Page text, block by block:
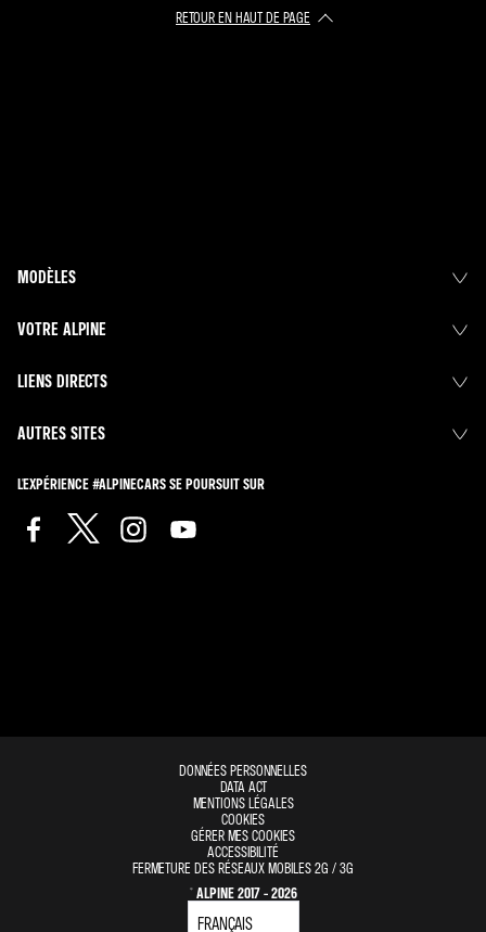
RETOUR EN HAUT DE PAGE​
MODÈLES
VOTRE ALPINE
LIENS DIRECTS
AUTRES SITES
L'EXPÉRIENCE #ALPINECARS SE POURSUIT SUR
DONNÉES PERSONNELLES
DATA ACT
MENTIONS LÉGALES
COOKIES
GÉRER MES COOKIES
ACCESSIBILITÉ
FERMETURE DES RÉSEAUX MOBILES 2G / 3G
© ALPINE 2017 - 2026